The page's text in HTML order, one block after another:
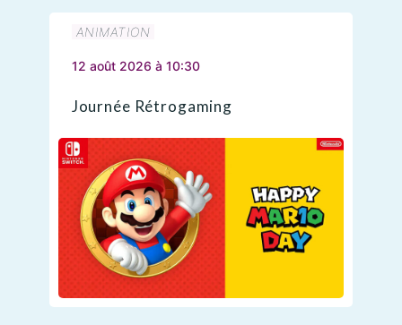
ANIMATION
12 août 2026 à 10:30
Journée Rétrogaming